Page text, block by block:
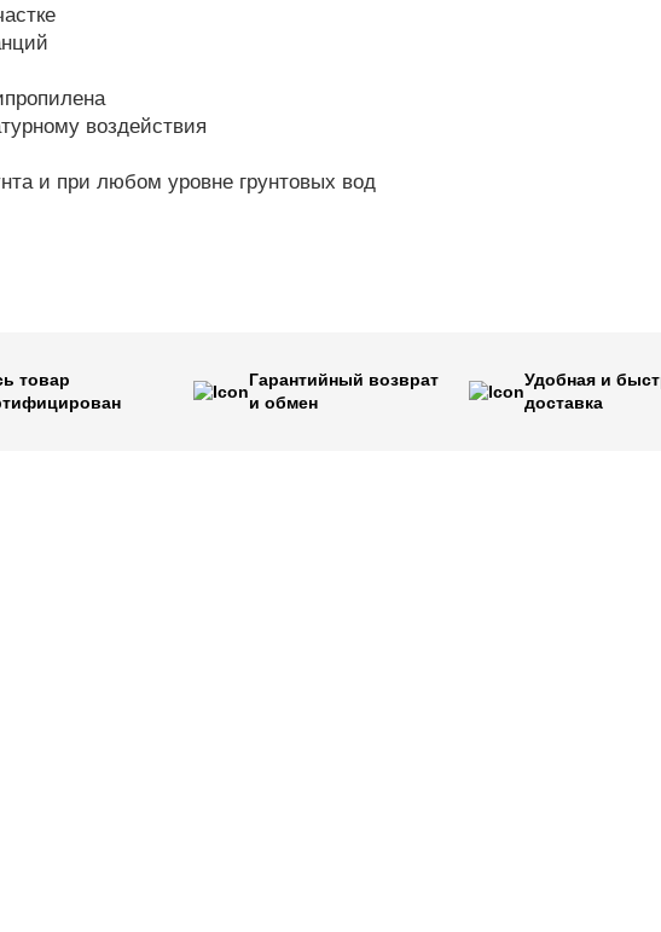
воздействия
и при любом уровне грунтовых вод
товар
Гарантийный возврат
и обмен
Удобная и
доставка